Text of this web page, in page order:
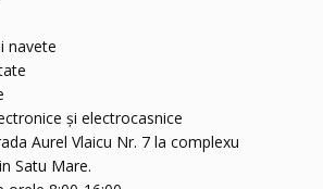
navete
şi electrocasnice
Aurel Vlaicu Nr. 7 la complexu
Satu Mare.